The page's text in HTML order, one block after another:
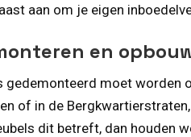
aan om je eigen
en
gedemonteerd moet
of in de
dit betreft, dan houden